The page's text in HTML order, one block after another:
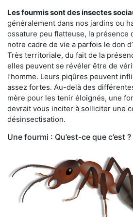
Les fourmis sont des insectes
généralement dans nos jardins ou
ossature peu flatteuse, la présence
notre cadre de vie a parfois le don
Très territoriale, du fait de la
elles peuvent se révéler être de
l’homme. Leurs piqûres peuvent
assez fortes. Au-delà des
mère pour les tenir éloignés, une
devrait vous inciter à solliciter une
désinsectisation.
Une fourmi : Qu’est-ce que c’est ?